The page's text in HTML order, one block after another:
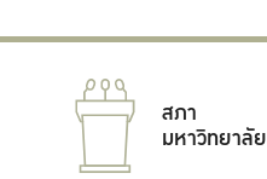
สภา
มหาวิทยาลัย